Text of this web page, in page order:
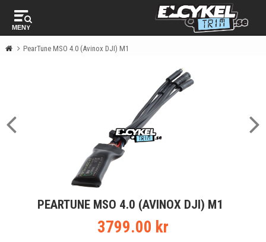
MENY
PearTune MSO 4.0 (Avinox DJI) M1
PEARTUNE MSO 4.0 (AVINOX DJI) M1
3799.00 kr